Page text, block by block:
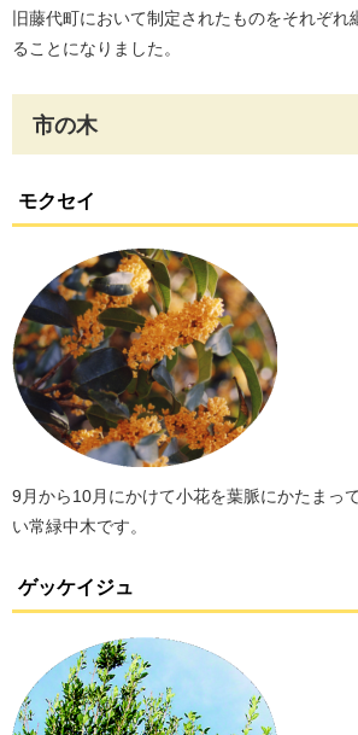
旧藤代町において制定されたものをそれぞ
ることになりました。
市の木
モクセイ
9月から10月にかけて小花を葉脈にかたまっ
い常緑中木です。
ゲッケイジュ